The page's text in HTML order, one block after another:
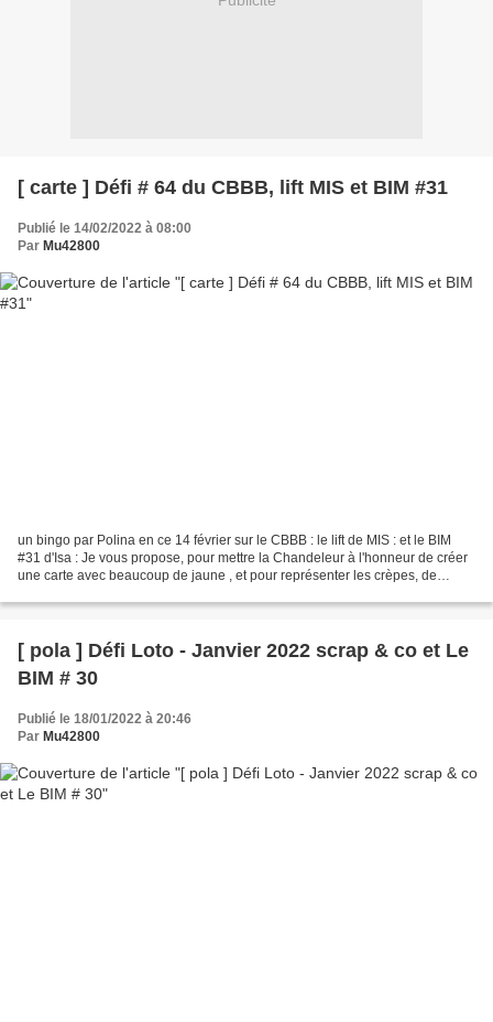
[ carte ] Défi # 64 du CBBB, lift MIS et BIM #31
Publié le 14/02/2022 à 08:00
Par Mu42800
un bingo par Polina en ce 14 février sur le CBBB : le lift de MIS : et le BIM
#31 d'Isa : Je vous propose, pour mettre la Chandeleur à l'honneur de créer
une carte avec beaucoup de jaune , et pour représenter les crèpes, de
[ pola ] Défi Loto - Janvier 2022 scrap & co et Le
BIM # 30
Publié le 18/01/2022 à 20:46
Par Mu42800